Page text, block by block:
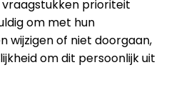
prioriteit
om met hun
wijzigen of niet doorgaan,
om dit persoonlijk uit